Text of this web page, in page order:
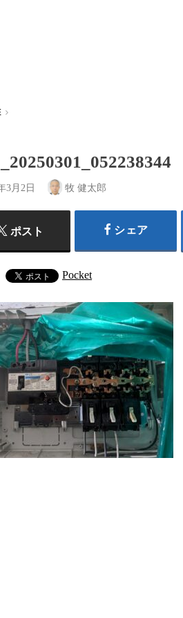
3月2日 牧 健太郎
ポスト シェア
Pocket